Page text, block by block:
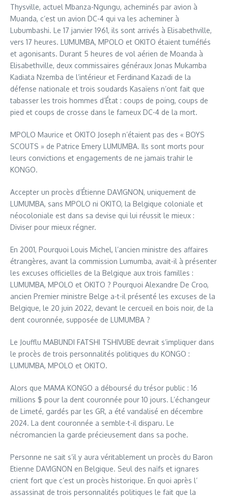
Thysville, actuel Mbanza-Ngungu, acheminés par avion à
Muanda, c’est un avion DC-4 qui va les acheminer à
Lubumbashi. Le 17 janvier 1961, ils sont arrivés à Elisabethville,
vers 17 heures. LUMUMBA, MPOLO et OKITO étaient tuméfiés
et agonisants. Durant 5 heures de vol aérien de Moanda à
Elisabethville, deux commissaires généraux Jonas Mukamba
Kadiata Nzemba de l’intérieur et Ferdinand Kazadi de la
défense nationale et trois soudards Kasaïens n’ont fait que
tabasser les trois hommes d’État : coups de poing, coups de
pied et coups de crosse dans le fameux DC-4 de la mort.
MPOLO Maurice et OKITO Joseph n’étaient pas des « BOYS
SCOUTS » de Patrice Emery LUMUMBA. Ils sont morts pour
leurs convictions et engagements de ne jamais trahir le
KONGO.
Accepter un procès d’Étienne DAVIGNON, uniquement de
LUMUMBA, sans MPOLO ni OKITO, la Belgique coloniale et
néocoloniale est dans sa devise qui lui réussit le mieux :
Diviser pour mieux régner.
En 2001, Pourquoi Louis Michel, l’ancien ministre des affaires
étrangères, avant la commission Lumumba, avait-il à présenter
les excuses officielles de la Belgique aux trois familles :
LUMUMBA, MPOLO et OKITO ? Pourquoi Alexandre De Croo,
ancien Premier ministre Belge a-t-il présenté les excuses de la
Belgique, le 20 juin 2022, devant le cercueil en bois noir, de la
dent couronnée, supposée de LUMUMBA ?
Le Joufflu MABUNDI FATSHI TSHIVUBE devrait s’impliquer dans
le procès de trois personnalités politiques du KONGO :
LUMUMBA, MPOLO et OKITO.
Alors que MAMA KONGO a déboursé du trésor public : 16
millions $ pour la dent couronnée pour 10 jours. L’échangeur
de Limeté, gardés par les GR, a été vandalisé en décembre
2024. La dent couronnée a semble-t-il disparu. Le
nécromancien la garde précieusement dans sa poche.
Personne ne sait s’il y aura véritablement un procès du Baron
Etienne DAVIGNON en Belgique. Seul des naïfs et ignares
crient fort que c’est un procès historique. En quoi après l’
assassinat de trois personnalités politiques le fait que la